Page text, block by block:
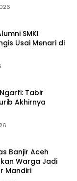
SMKI
Usai Menari di
Tabir
Akhirnya
Banjir Aceh
Warga Jadi
Mandiri